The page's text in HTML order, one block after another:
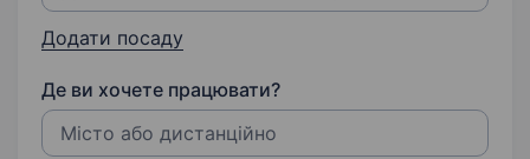
Додати посаду
Де ви хочете працювати?